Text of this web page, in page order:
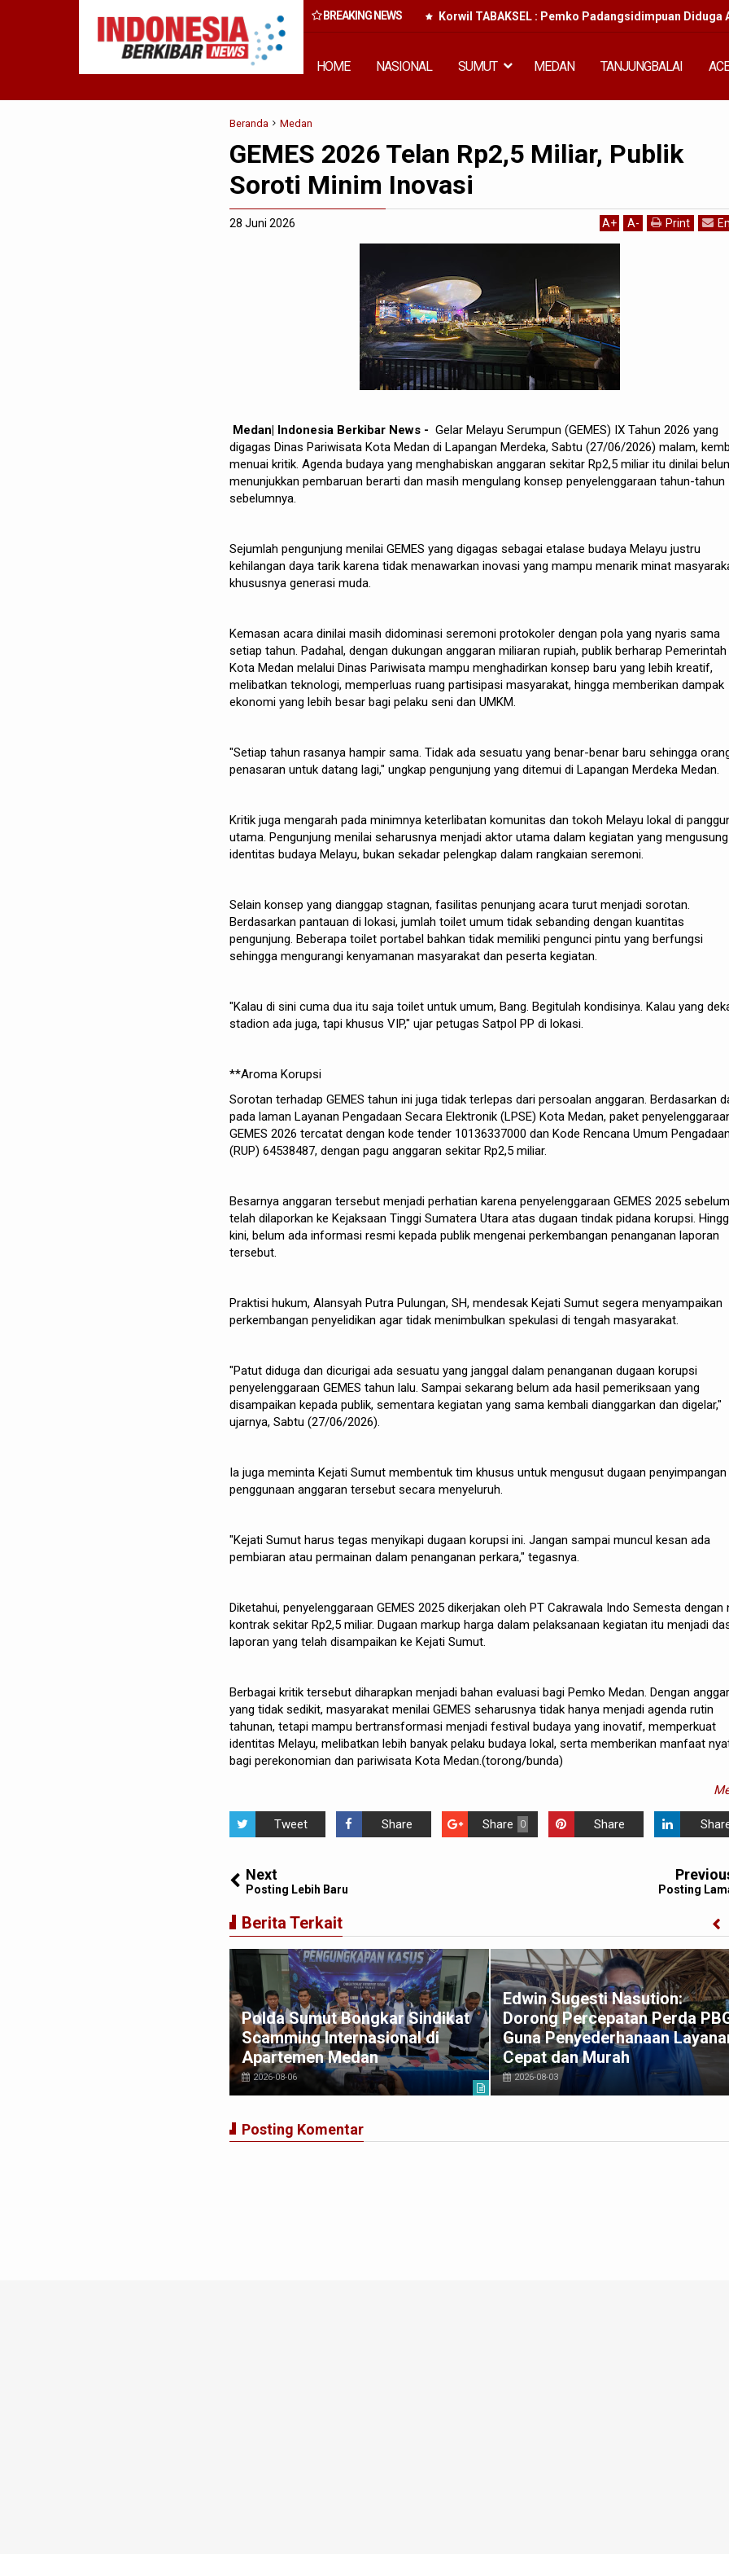
BREAKING NEWS
Capai Rp50 Miliar Korwil TABAKSEL : Pemko Padangsidimpuan
HOME NASIONAL SUMUT MEDAN TANJUNGBALAI
Beranda Medan
GEMES 2026 Telan Rp2,5 Miliar, Publik
Soroti Minim Inovasi
28 Juni 2026 A+ A- Print
Medan| Indonesia Berkibar News - Gelar Melayu Serumpun (GEMES) IX Tahun 2026 yang
digagas Dinas Pariwisata Kota Medan di Lapangan Merdeka, Sabtu (27/06/2026) malam,
menuai kritik. Agenda budaya yang menghabiskan anggaran sekitar Rp2,5 miliar itu dinilai
menunjukkan pembaruan berarti dan masih mengulang konsep penyelenggaraan tahun-tahun
sebelumnya.
Sejumlah pengunjung menilai GEMES yang digagas sebagai etalase budaya Melayu justru
kehilangan daya tarik karena tidak menawarkan inovasi yang mampu menarik minat
khususnya generasi muda.
Kemasan acara dinilai masih didominasi seremoni protokoler dengan pola yang nyaris sama
setiap tahun. Padahal, dengan dukungan anggaran miliaran rupiah, publik berharap Pemerintah
Kota Medan melalui Dinas Pariwisata mampu menghadirkan konsep baru yang lebih kreatif,
melibatkan teknologi, memperluas ruang partisipasi masyarakat, hingga memberikan dampak
ekonomi yang lebih besar bagi pelaku seni dan UMKM.
"Setiap tahun rasanya hampir sama. Tidak ada sesuatu yang benar-benar baru sehingga
penasaran untuk datang lagi," ungkap pengunjung yang ditemui di Lapangan Merdeka Medan.
Kritik juga mengarah pada minimnya keterlibatan komunitas dan tokoh Melayu lokal di
utama. Pengunjung menilai seharusnya menjadi aktor utama dalam kegiatan yang mengusung
identitas budaya Melayu, bukan sekadar pelengkap dalam rangkaian seremoni.
Selain konsep yang dianggap stagnan, fasilitas penunjang acara turut menjadi sorotan.
Berdasarkan pantauan di lokasi, jumlah toilet umum tidak sebanding dengan kuantitas
pengunjung. Beberapa toilet portabel bahkan tidak memiliki pengunci pintu yang berfungsi
sehingga mengurangi kenyamanan masyarakat dan peserta kegiatan.
"Kalau di sini cuma dua itu saja toilet untuk umum, Bang. Begitulah kondisinya. Kalau yang
stadion ada juga, tapi khusus VIP," ujar petugas Satpol PP di lokasi.
**Aroma Korupsi
Sorotan terhadap GEMES tahun ini juga tidak terlepas dari persoalan anggaran. Berdasarkan
pada laman Layanan Pengadaan Secara Elektronik (LPSE) Kota Medan, paket
GEMES 2026 tercatat dengan kode tender 10136337000 dan Kode Rencana Umum Pengadaan
(RUP) 64538487, dengan pagu anggaran sekitar Rp2,5 miliar.
Besarnya anggaran tersebut menjadi perhatian karena penyelenggaraan GEMES 2025
telah dilaporkan ke Kejaksaan Tinggi Sumatera Utara atas dugaan tindak pidana korupsi.
kini, belum ada informasi resmi kepada publik mengenai perkembangan penanganan laporan
tersebut.
Praktisi hukum, Alansyah Putra Pulungan, SH, mendesak Kejati Sumut segera menyampaikan
perkembangan penyelidikan agar tidak menimbulkan spekulasi di tengah masyarakat.
"Patut diduga dan dicurigai ada sesuatu yang janggal dalam penanganan dugaan korupsi
penyelenggaraan GEMES tahun lalu. Sampai sekarang belum ada hasil pemeriksaan yang
disampaikan kepada publik, sementara kegiatan yang sama kembali dianggarkan dan digelar,"
ujarnya, Sabtu (27/06/2026).
Ia juga meminta Kejati Sumut membentuk tim khusus untuk mengusut dugaan penyimpangan
penggunaan anggaran tersebut secara menyeluruh.
"Kejati Sumut harus tegas menyikapi dugaan korupsi ini. Jangan sampai muncul kesan ada
pembiaran atau permainan dalam penanganan perkara," tegasnya.
Diketahui, penyelenggaraan GEMES 2025 dikerjakan oleh PT Cakrawala Indo Semesta dengan
kontrak sekitar Rp2,5 miliar. Dugaan markup harga dalam pelaksanaan kegiatan itu menjadi
laporan yang telah disampaikan ke Kejati Sumut.
Berbagai kritik tersebut diharapkan menjadi bahan evaluasi bagi Pemko Medan. Dengan
yang tidak sedikit, masyarakat menilai GEMES seharusnya tidak hanya menjadi agenda rutin
tahunan, tetapi mampu bertransformasi menjadi festival budaya yang inovatif, memperkuat
identitas Melayu, melibatkan lebih banyak pelaku budaya lokal, serta memberikan manfaat
bagi perekonomian dan pariwisata Kota Medan.(torong/bunda)
Tweet Share 0
Share Share
Next
Posting Lebih Baru Posting
Berita Terkait
Polda Sumut Bongkar Sindikat
Scamming Internasional di
Apartemen Medan
2026-08-06
Edwin Sugesti Nasution:
Dorong Percepatan Perda
Guna Penyederhanaan
Cepat dan Murah
2026-08-03
Posting Komentar